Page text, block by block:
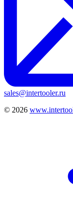
sales@intertooler.ru
© 2026